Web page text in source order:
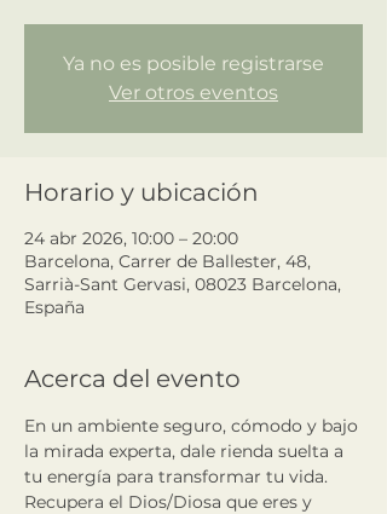
Ya no es posible registrarse
Ver otros eventos
Horario y ubicación
24 abr 2026, 10:00 – 20:00
Barcelona, Carrer de Ballester, 48,
Sarrià-Sant Gervasi, 08023 Barcelona,
España
Acerca del evento
En un ambiente seguro, cómodo y bajo
la mirada experta, dale rienda suelta a
tu energía para transformar tu vida.
Recupera el Dios/Diosa que eres y